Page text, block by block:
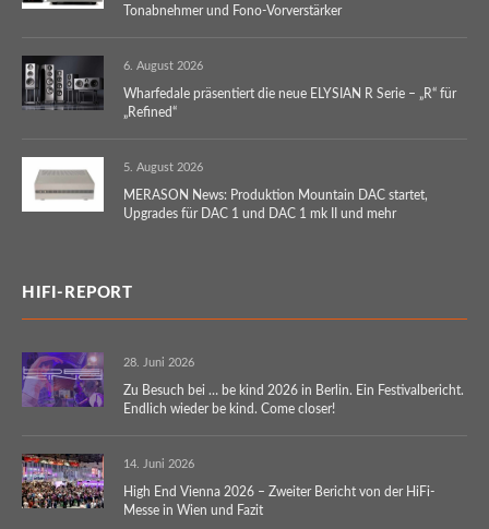
Tonabnehmer und Fono-Vorverstärker
6. August 2026
Wharfedale präsentiert die neue ELYSIAN R Serie – „R“ für
„Refined“
5. August 2026
MERASON News: Produktion Mountain DAC startet,
Upgrades für DAC 1 und DAC 1 mk II und mehr
HIFI-REPORT
28. Juni 2026
Zu Besuch bei … be kind 2026 in Berlin. Ein Festivalbericht.
Endlich wieder be kind. Come closer!
14. Juni 2026
High End Vienna 2026 – Zweiter Bericht von der HiFi-
Messe in Wien und Fazit